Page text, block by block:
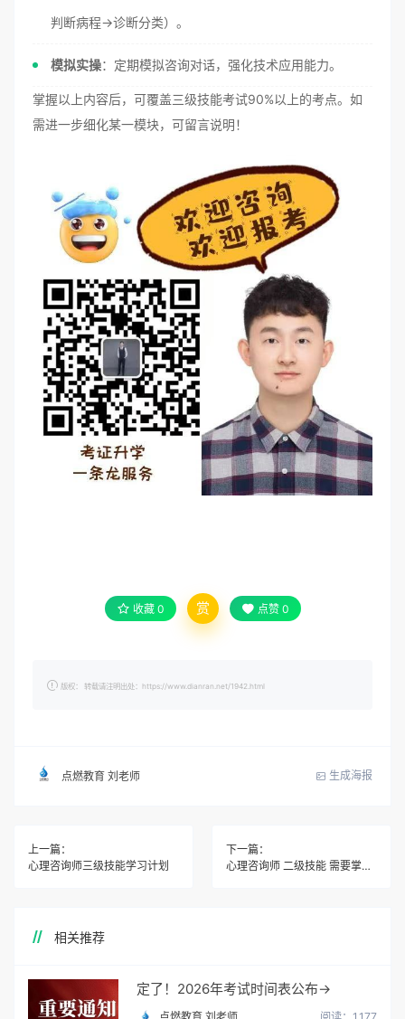
判断病程→诊断分类）。
模拟实操：定期模拟咨询对话，强化技术应用能力。
掌握以上内容后，可覆盖三级技能考试90%以上的考点。如
需进一步细化某一模块，可留言说明！
收藏 0 赏 点赞 0
版权： 转载请注明出处：https://www.dianran.net/1942.html
点燃教育 刘老师 生成海报
上一篇：
心理咨询师三级技能学习计划
下一篇：
心理咨询师 二级技能 需要掌握的知识
相关推荐
定了！2026年考试时间表公布→